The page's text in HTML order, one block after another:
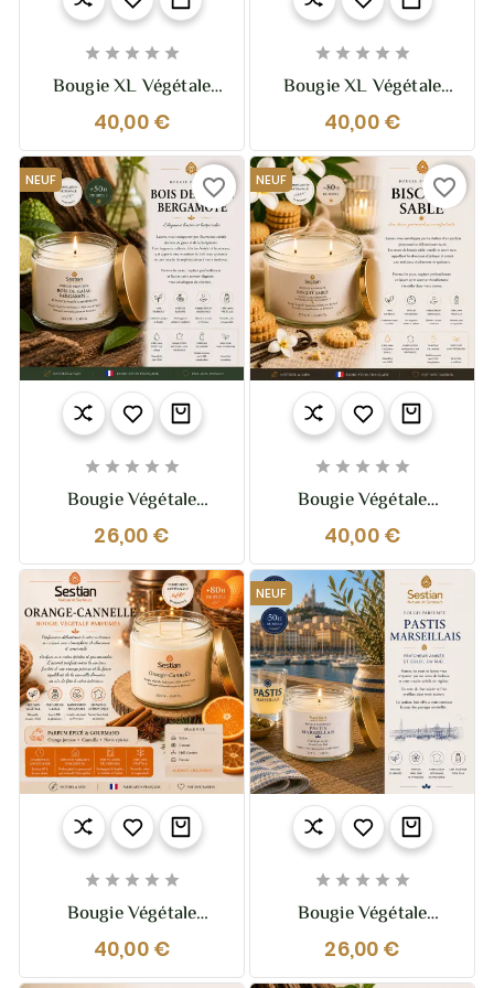
    
Bougie XL Végétale
Parfumée Pastis
Marseillais – 370g – 2
Mèches
40,00 €
    
Bougie XL Végétale
Parfumée Fleurs
D’Hiver – 370g – 2
Mèches
40,00 €
NEUF
    
Bougie Végétale
Parfumée Bois De
Gaïac Bergamote 210g
– Fraîcheur Boisée &
Sophistiquée
26,00 €
favorite_border NEUF
    
Bougie Végétale
Parfumée Biscuit Sablé
XL – 370g – 2 Mèches
40,00 €
favorite_border
    
Bougie Végétale
Parfumée Orange-
Cannelle XL – 370g – 2
40,00 €
NEUF
    
Bougie Végétale
Parfumée Pastis
Marseillais – 210g –
26,00 €